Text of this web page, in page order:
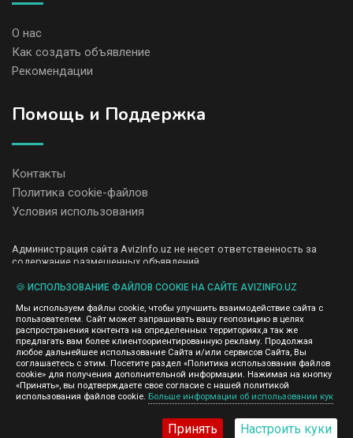
О нас
Как создать объявление
Рекомендации
Помощь и Поддержка
Контакты
Политика cookie-файлов
Условия использования
Администрация сайта AvizInfo.uz не несет ответственность за
содержание размещенных объявлений.
передаем и не продаем личную информацию зарегистрированных
правила конфиденциальности сайтов на которые ссылается
AvizInfo.uz. На некоторых страницах нашего сайта представлена
реклама Google Adsense Advertising Network. Чтобы узнать
подробней о правилах конфиденциальности Google нажмите тут
©2008-2026,AvizInfo.uz
🍪 ИСПОЛЬЗОВАНИЕ ФАЙЛОВ COOKIE НА САЙТЕ AVIZINFO.UZ
Мы используем файлы cookie, чтобы улучшить взаимодействие сайта с
пользователем. Сайт может запрашивать вашу геопозицию в целях
распространения контента на определенных территориях,а так же
предлагать вам более клиентоориентированную рекламу. Продолжая
любое дальнейшее использование Сайта и/или сервисов Сайта, Вы
соглашаетесь с этим. Посетите раздел «Политика использования файлов
cookie» для получения дополнительной информации. Нажимая на кнопку
«Принять», вы подтверждаете свое согласие с нашей политикой
использования файлов cookie. Больше информации об использовании кук
Принять Настроить куки